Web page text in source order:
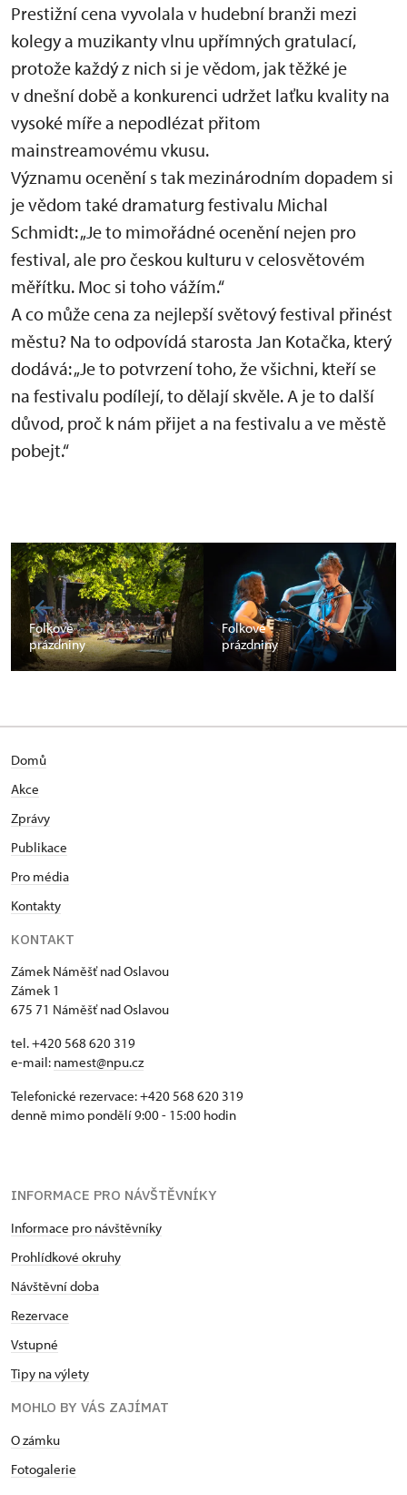
Prestižní cena vyvolala v hudební branži mezi
kolegy a muzikanty vlnu upřímných gratulací,
protože každý z nich si je vědom, jak těžké je
v dnešní době a konkurenci udržet laťku kvality na
vysoké míře a nepodlézat přitom
mainstreamovému vkusu.
Významu ocenění s tak mezinárodním dopadem si
je vědom také dramaturg festivalu Michal
Schmidt: „Je to mimořádné ocenění nejen pro
festival, ale pro českou kulturu v celosvětovém
měřítku. Moc si toho vážím.“
A co může cena za nejlepší světový festival přinést
městu? Na to odpovídá starosta Jan Kotačka, který
dodává: „Je to potvrzení toho, že všichni, kteří se
na festivalu podílejí, to dělají skvěle. A je to další
důvod, proč k nám přijet a na festivalu a ve městě
pobejt.“
Folkové
prázdniny
Folkové
prázdniny
Domů
Akce
Zprávy
Publikace
Pro média
Kontakty
KONTAKT
Zámek Náměšť nad Oslavou
Zámek 1
675 71 Náměšť nad Oslavou
tel. +420 568 620 319
e-mail: namest@npu.cz
Telefonické rezervace: +420 568 620 319
denně mimo pondělí 9:00 - 15:00 hodin
INFORMACE PRO NÁVŠTĚVNÍKY
Informace pro návštěvníky
Prohlídkové okruhy
Návštěvní doba
Rezervace
Vstupné
Tipy na výlety
MOHLO BY VÁS ZAJÍMAT
O zámku
Fotogalerie